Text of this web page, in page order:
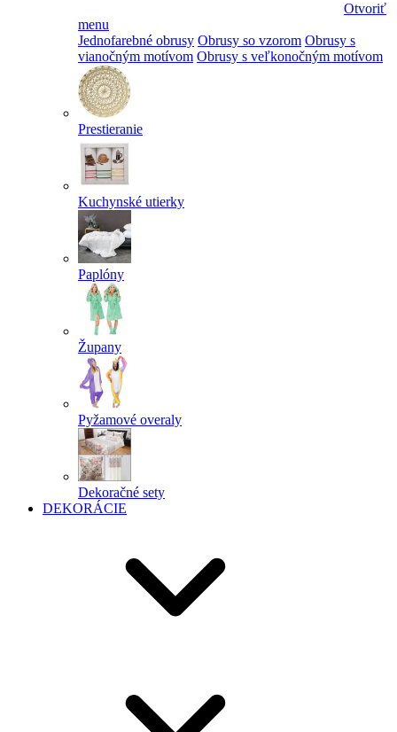
Otvoriť
menu
Jednofarebné obrusy Obrusy so vzorom Obrusy s
vianočným motívom Obrusy s veľkonočným motívom
Prestieranie
Kuchynské utierky
Paplóny
Župany
Pyžamové overaly
Dekoračné sety
DEKORÁCIE